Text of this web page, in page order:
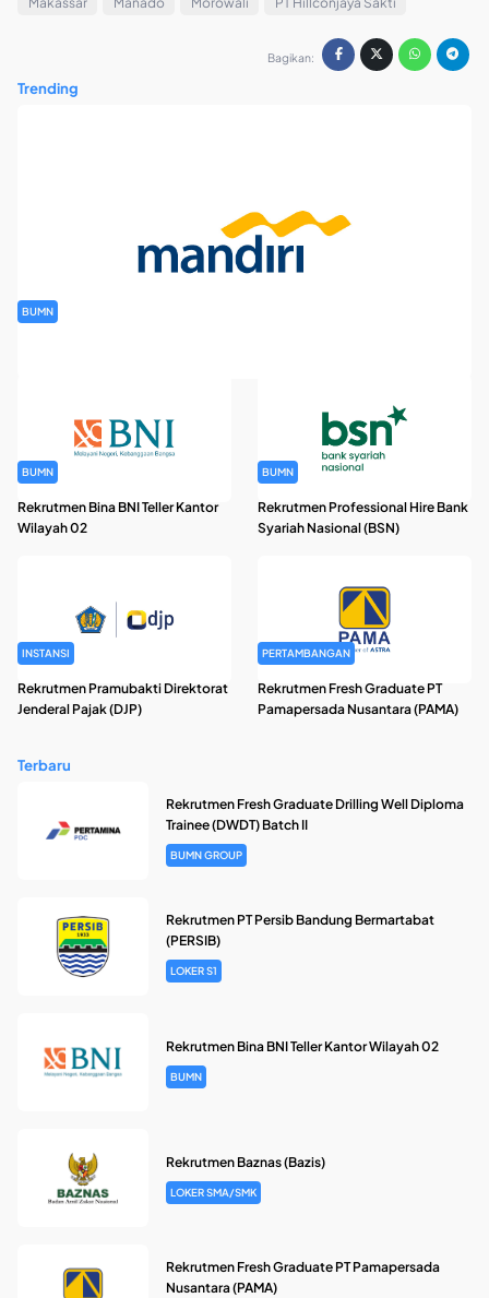
Bagikan:
Trending
BUMN
BUMN
Rekrutmen Bina BNI Teller Kantor
Wilayah 02
BUMN
Rekrutmen Professional Hire Bank
Syariah Nasional (BSN)
INSTANSI
Rekrutmen Pramubakti Direktorat
Jenderal Pajak (DJP)
PERTAMBANGAN
Rekrutmen Fresh Graduate PT
Pamapersada Nusantara (PAMA)
Terbaru
Rekrutmen Fresh Graduate Drilling Well Diploma
Trainee (DWDT) Batch II
BUMN GROUP
Rekrutmen PT Persib Bandung Bermartabat
(PERSIB)
LOKER S1
Rekrutmen Bina BNI Teller Kantor Wilayah 02
BUMN
Rekrutmen Baznas (Bazis)
LOKER SMA/SMK
Rekrutmen Fresh Graduate PT Pamapersada
Nusantara (PAMA)